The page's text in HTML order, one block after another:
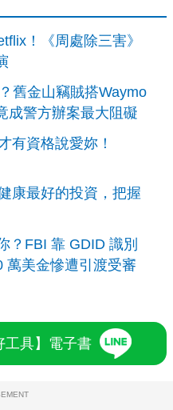
！《周處除三害》
舊金山竊賊搭Waymo
成警方辦案最大阻礙
有資格說愛妳！
康最好的投資，把握
？FBI 靠 GDID 識別
萬美金慘遭引渡受審
工具】電子書